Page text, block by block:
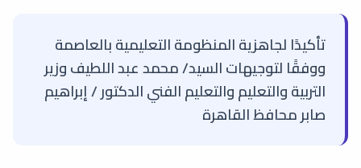
خدماتنا الإلكترونية
تأكيدًا لجاهزية المنظومة التعليمية بالعاصمة
ووفقًا لتوجيهات السيد/ محمد عبد اللطيف وزير
التربية والتعليم والتعليم الفني الدكتور / إبراهيم
صابر محافظ القاهرة